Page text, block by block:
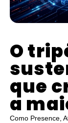
O
que
a
Como Presence,